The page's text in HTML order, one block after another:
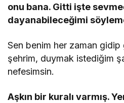
onu bana. Gitti işte
dayanabileceğimi
Sen benim her zaman
şehrim, duymak istediğim
nefesimsin.
Aşkın bir kuralı varmış.